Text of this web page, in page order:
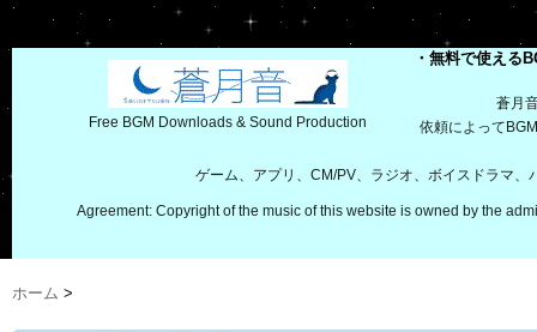
Free BGM Downloads & Sound Production
・無料で使える
蒼月
依頼によって
ゲーム、アプリ、CM/PV、ラジオ、ボイスドラマ
Agreement: Copyright of the music of this website is owned by the
ホーム >